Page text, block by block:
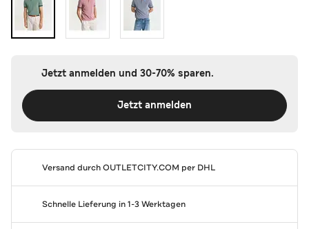
Jetzt anmelden und 30-70% sparen.
Jetzt anmelden
Versand durchOUTLETCITY.COM per DHL
Schnelle Lieferung in 1-3 Werktagen